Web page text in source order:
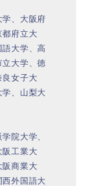
、大阪府
府立大
大学、高
大学、徳
女子大
、山梨大
院大学、
工業大
商業大
外国語大